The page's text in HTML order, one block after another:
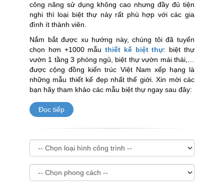
công năng sử dụng không cao nhưng đầy đủ tiện
nghi thì loại biệt thự này rất phù hợp với các gia
đình ít thành viên.
Nắm bắt được xu hướng này, chúng tôi đã tuyển
chọn hơn +1000 mẫu thiết kế biệt thự: biệt thự
vườn 1 tầng 3 phòng ngủ, biệt thự vườn mái thái,…
đượccộng đồng kiến trúc Việt Nam xếp hạng là
những mẫu thiết kế đẹp nhất thế giới. Xin mời các
bạn hãy tham khảo các mẫu biệt thự ngay sau đây:
Đọc tiếp